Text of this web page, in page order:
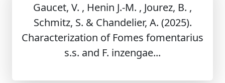
Gaucet, V. , Henin J.-M. , Jourez, B. ,
Schmitz, S. & Chandelier, A. (2025).
Characterization of Fomes fomentarius
s.s. and F. inzengae...